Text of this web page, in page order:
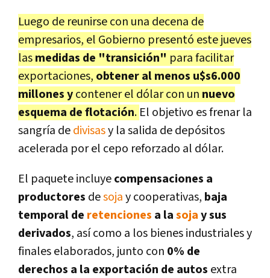
Luego de reunirse con una decena de
empresarios, el Gobierno presentó este jueves
lasmedidas de "transición" para facilitar
exportaciones, obtener al menos u$s6.000
millones ycontener el dólar con un nuevo
esquema de flotación. El objetivo es frenar la
sangría dedivisasy la salida de depósitos
acelerada por el cepo reforzado al dólar.
El paquete incluyecompensaciones a
productores desojay cooperativas, baja
temporal de retenciones a lasojay sus
derivados, así como a los bienes industriales y
finales elaborados, junto con 0% de
derechos a la exportación de autos extra